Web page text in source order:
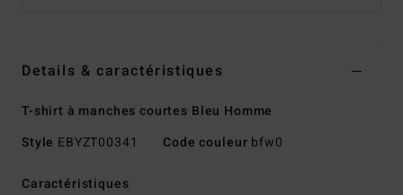
Details & caractéristiques
T-shirt à manches courtes Bleu Homme
Style EBYZT00341 Code couleur bfw0
Caractéristiques